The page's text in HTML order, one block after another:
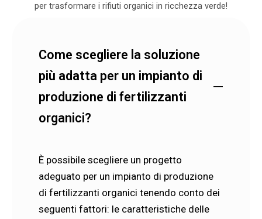
per trasformare i rifiuti organici in ricchezza verde!
Come scegliere la soluzione
più adatta per un impianto di
produzione di fertilizzanti
organici?
—
È possibile scegliere un progetto
adeguato per un impianto di produzione
di fertilizzanti organici tenendo conto dei
seguenti fattori: le caratteristiche delle